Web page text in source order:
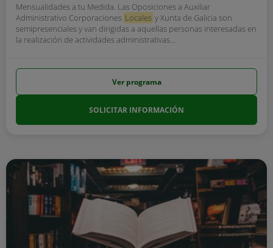
Mensualidades a tu Medida. Las Oposiciones a Auxiliar
Administrativo Corporaciones Locales y Xunta de Galicia son
semipresenciales y van dirigidas a aquellas personas interesadas en
la realización de actividades administrativas...
Ver programa
SOLICITAR INFORMACIÓN